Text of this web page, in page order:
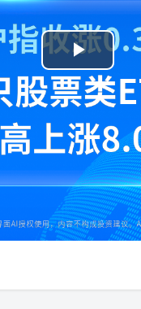
Play
Video